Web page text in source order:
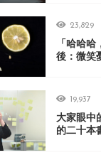
23,829
「哈哈
後：微笑
19,937
大家眼中
的二十本